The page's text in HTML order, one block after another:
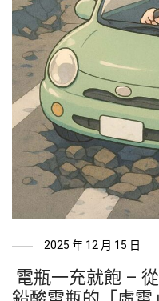
2025 年 12 月 15 日
電瓶一充就飽 –